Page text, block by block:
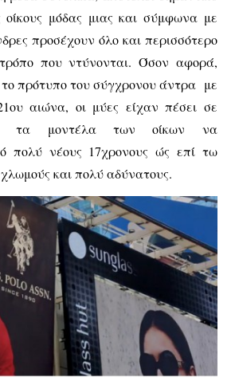
οίκους μόδας μιας και σύμφωνα με
προσέχουν όλο και περισσότερο
που ντύνονται. Όσον αφορά,
πρότυπο του σύγχρονου άντρα με
αιώνα, οι μύες είχαν πέσει σε
τα μοντέλα των οίκων να
πολύ νέους 17χρονους ώς επί τω
και πολύ αδύνατους.